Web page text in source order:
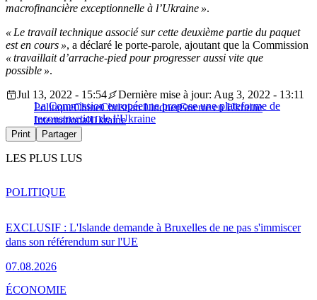
macrofinancière exceptionnelle à l’Ukraine ».
« Le travail technique associé sur cette deuxième partie du paquet
est en cours », a déclaré le porte-parole, ajoutant que la Commission
« travaillait d’arrache-pied pour progresser aussi vite que
possible ».
La Commission européenne propose une plateforme de
reconstruction de l’Ukraine
Jul 13, 2022 - 15:54
Dernière mise à jour: Aug 3, 2022 - 13:11
PolitiqueChineChristian LindnerGuerre en Ukraine
InternationalUkraine
Print Partager
LES PLUS LUS
EXCLUSIF : L'Islande demande à Bruxelles de ne pas s'immiscer
dans son référendum sur l'UE
07.08.2026
POLITIQUE
ÉCONOMIE